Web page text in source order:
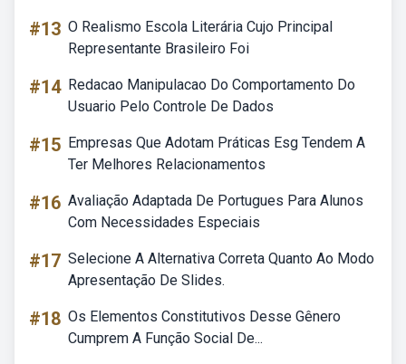
#13 O Realismo Escola Literária Cujo Principal
Representante Brasileiro Foi
#14 Redacao Manipulacao Do Comportamento Do
Usuario Pelo Controle De Dados
#15 Empresas Que Adotam Práticas Esg Tendem A
Ter Melhores Relacionamentos
#16 Avaliação Adaptada De Portugues Para Alunos
Com Necessidades Especiais
#17 Selecione A Alternativa Correta Quanto Ao Modo
Apresentação De Slides.
#18 Os Elementos Constitutivos Desse Gênero
Cumprem A Função Social De...